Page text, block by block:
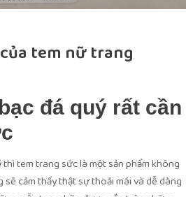
tem nữ trang
đá quý rất cần
tem trang sức là một sản phẩm không
cảm thấy thật sự thoải mái và dễ dàng